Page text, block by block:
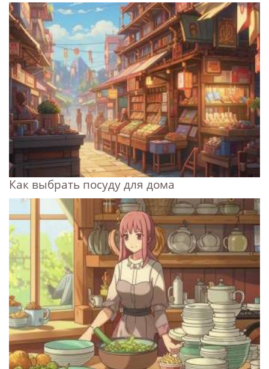
Как выбрать посуду для дома